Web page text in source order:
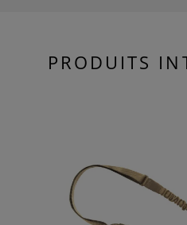
PRODUITS